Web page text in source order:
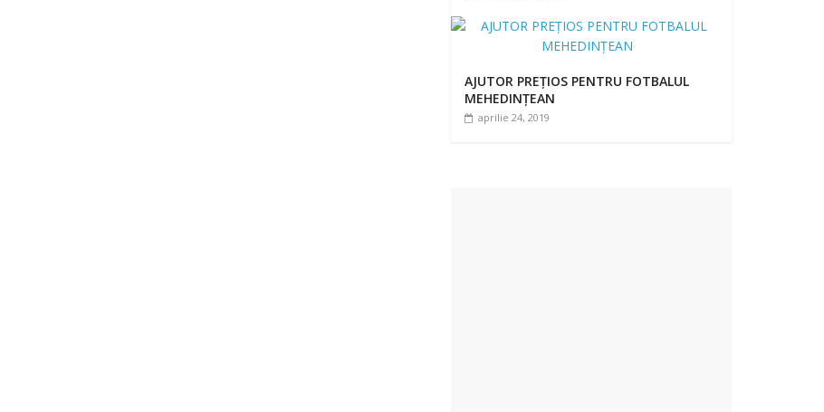
AJUTOR PREȚIOS PENTRU FOTBALUL
MEHEDINȚEAN
aprilie 24, 2019